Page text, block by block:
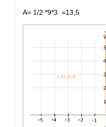
A= 1/2 *9*3 =13,5